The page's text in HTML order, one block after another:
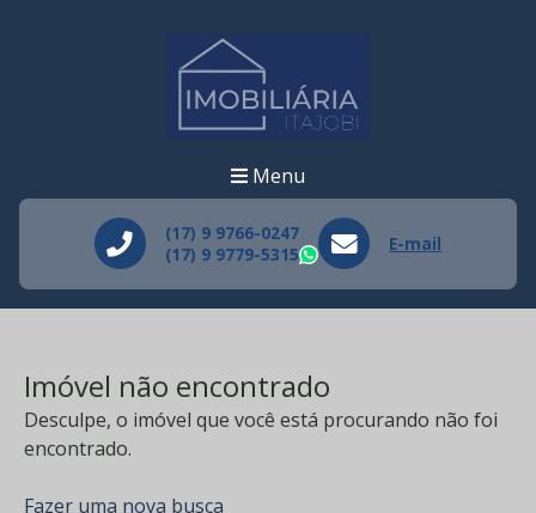
Menu
(17) 9 9766-0247
(17) 9 9779-5315
WhatsApp
E-mail
Imóvel não encontrado
Desculpe, o imóvel que você está procurando não foi
encontrado.
Fazer uma nova busca